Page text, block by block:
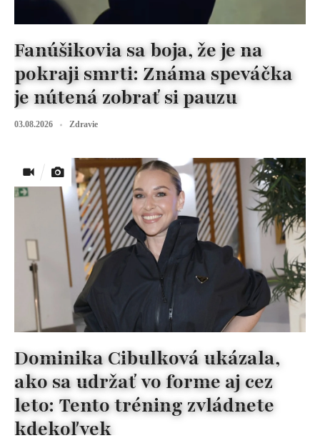
Fanúšikovia sa boja, že je na
pokraji smrti: Známa speváčka
je nútená zobrať si pauzu
03.08.2026 Zdravie
Dominika Cibulková ukázala,
ako sa udržať vo forme aj cez
leto: Tento tréning zvládnete
kdekoľvek